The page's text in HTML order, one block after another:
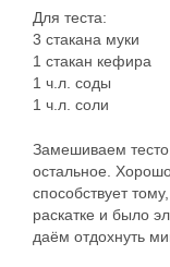
Для теста:
3 стакана муки
1 стакан кефира
1 ч.л. соды
1 ч.л. соли
Замешиваем
остальное.
способствует
раскатке и было
даём отдохнуть